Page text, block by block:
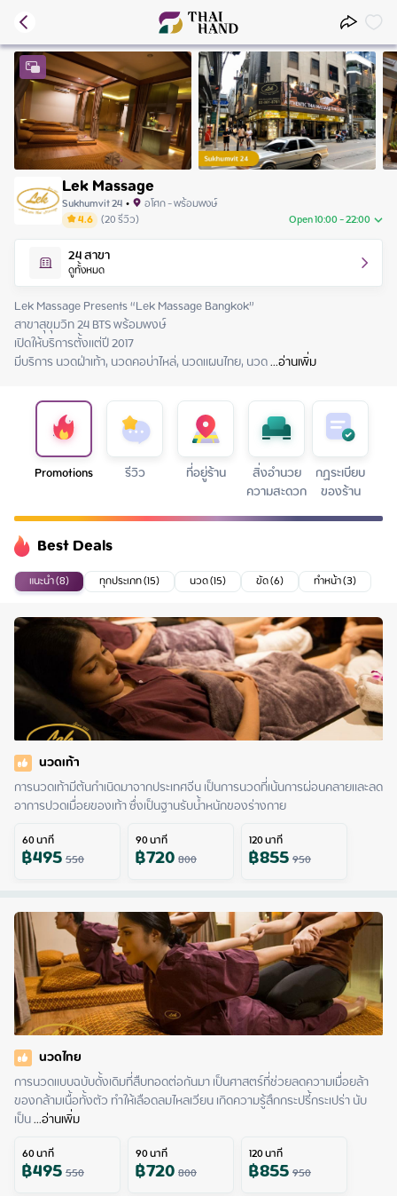
Lek Massage
Sukhumvit 24• อโศก - พร้อมพงษ์
4.6 (20รีวิว) Open 10:00 - 22:00
Friday 10:00 - 22:00
Saturday 10:00 - 22:00
Sunday 10:00 - 22:00
Monday
Tuesday
Wednesday
Thursday
24สาขา
ดูทั้งหมด
Lek Massage Presents “Lek Massage Bangkok”
สาขาสุขุมวิท 24 BTS พร้อมพงษ์
เปิดให้บริการตั้งแต่ปี 2017
มีบริการ นวดฝ่าเท้า, นวดคอบ่าไหล่, นวดแผนไทย, นวด ...อ่านเพิ่ม
Promotions รีวิว ที่อยู่ร้าน สิ่งอำนวย
ความสะดวก
กฏระเบียบ
ของร้าน
Best Deals
แนะนำ (8) ทุกประเภท (15) นวด (15) ขัด (6) ทำหน้า (3)
นวดเท้า
การนวดเท้ามีต้นกำเนิดมาจากประเทศจีน เป็นการนวดที่เน้นการผ่อนคลายและลด
อาการปวดเมื่อยของเท้า ซึ่งเป็นฐานรับน้ำหนักของร่างกาย
60นาที
฿495550
90นาที
฿720800
120นาที
฿855950
นวดไทย
การนวดแบบฉบับดั้งเดิมที่สืบทอดต่อกันมา เป็นศาสตร์ที่ช่วยลดความเมื่อยล้า
ของกล้ามเนื้อทั้งตัว ทำให้เลือดลมไหลเวียน เกิดความรู้สึกกระปรี้กระเปร่า นับ
เป็น ...อ่านเพิ่ม
60นาที
฿495550
90นาที
฿720800
120นาที
฿855950